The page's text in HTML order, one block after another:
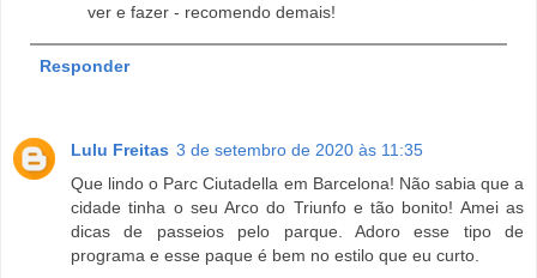
ver e fazer - recomendo demais!
Responder
Lulu Freitas 3 de setembro de 2020 às 11:35
Que lindo o Parc Ciutadella em Barcelona! Não sabia que a
cidade tinha o seu Arco do Triunfo e tão bonito! Amei as
dicas de passeios pelo parque. Adoro esse tipo de
programa e esse paque é bem no estilo que eu curto.